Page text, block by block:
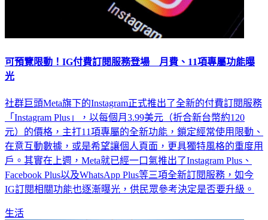
可預覽限動！IG付費訂閱服務登場 月費、11項專屬功能曝
社群巨頭Meta旗下的Instagram正式推出了全新的付費訂閱服務
「Instagram Plus」，以每個月3.99美元（折合新台幣約120
元）的價格，主打11項專屬的全新功能，鎖定經常使用限動、
在意互動數據，或是希望讓個人頁面，更具獨特風格的重度用
戶。其實在上週，Meta就已經一口氣推出了Instagram Plus、
Facebook Plus以及WhatsApp Plus等三項全新訂閱服務，如今